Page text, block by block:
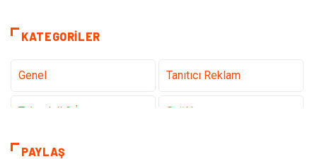
KATEGORILER
Genel Tanıtıcı Reklam
Teknoloji & İnternet Sağlık
Hizmet
PAYLAŞ